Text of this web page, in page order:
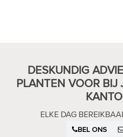
DESKUNDIG
PLANTEN VOOR
ELKE DAG
BEL ONS